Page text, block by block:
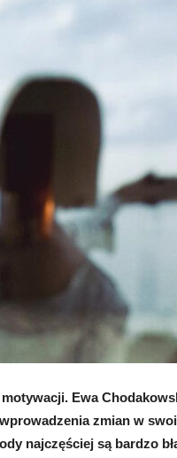
Ewa
zmian w
najczęściej są bardzo